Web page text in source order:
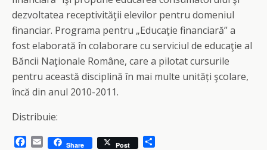
dezvoltatea receptivităţii elevilor pentru domeniul
financiar. Programa pentru „Educaţie financiară” a
fost elaborată în colaborare cu serviciul de educaţie al
Băncii Naţionale Române, care a pilotat cursurile
pentru această disciplină în mai multe unități şcolare,
încă din anul 2010-2011.
Distribuie:
E
Share Post